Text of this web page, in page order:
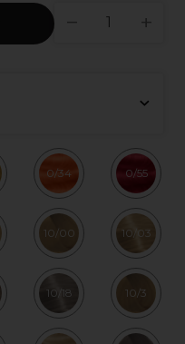
0/34 0/55
10/00 10/03
10/18 10/3